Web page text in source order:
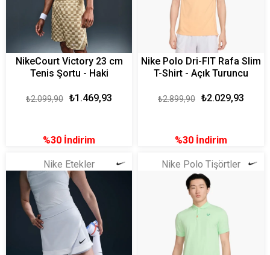
NikeCourt Victory 23 cm
Tenis Şortu - Haki
₺1.469,93
₺2.099,90
%30 İndirim
Nike Polo Dri-FIT Rafa Slim
T-Shirt - Açık Turuncu
₺2.029,93
₺2.899,90
%30 İndirim
Nike Etekler Nike Polo Tişörtler